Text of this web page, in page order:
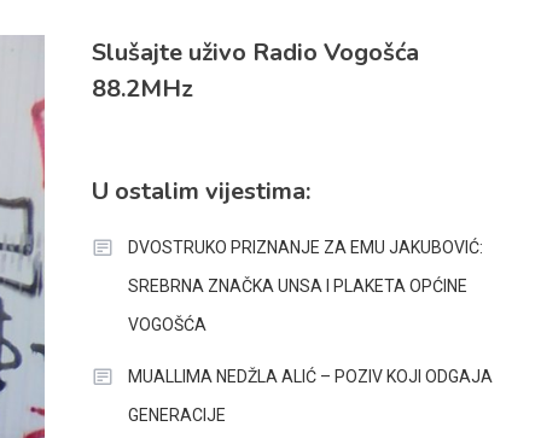
Slušajte uživo Radio Vogošća
88.2MHz
U ostalim vijestima:
DVOSTRUKO PRIZNANJE ZA EMU JAKUBOVIĆ:
SREBRNA ZNAČKA UNSA I PLAKETA OPĆINE
VOGOŠĆA
MUALLIMA NEDŽLA ALIĆ – POZIV KOJI ODGAJA
GENERACIJE